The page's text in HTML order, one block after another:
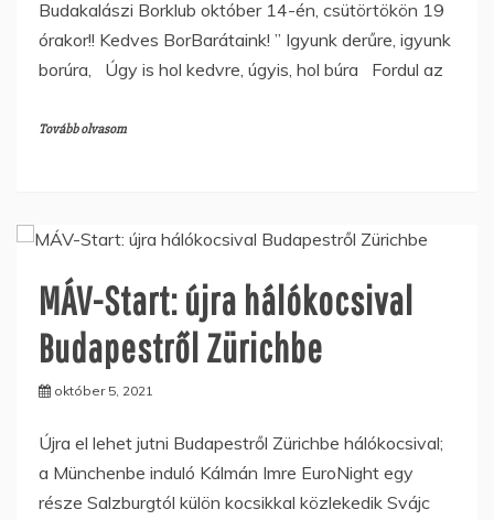
Budakalászi Borklub október 14-én, csütörtökön 19
órakor!! Kedves BorBarátaink! ” Igyunk derűre, igyunk
borúra, Úgy is hol kedvre, úgyis, hol búra Fordul az
Tovább olvasom
MÁV-Start: újra hálókocsival
Budapestről Zürichbe
október 5, 2021
Újra el lehet jutni Budapestről Zürichbe hálókocsival;
a Münchenbe induló Kálmán Imre EuroNight egy
része Salzburgtól külön kocsikkal közlekedik Svájc